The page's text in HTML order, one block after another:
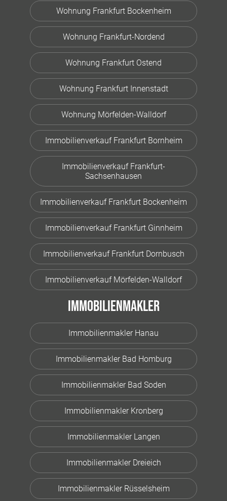
Wohnung Frankfurt Bockenheim
Wohnung Frankfurt-Nordend
Wohnung Frankfurt Ostend
Wohnung Frankfurt Innenstadt
Wohnung Mörfelden-Walldorf
Immobilienverkauf Frankfurt Bornheim
Immobilienverkauf Frankfurt-
Sachsenhausen
Immobilienverkauf Frankfurt Bockenheim
Immobilienverkauf Frankfurt Ginnheim
Immobilienverkauf Frankfurt Dornbusch
Immobilienverkauf Mörfelden-Walldorf
Immobilienmakler
Immobilienmakler Hanau
Immobilienmakler Bad Homburg
Immobilienmakler Bad Soden
Immobilienmakler Kronberg
Immobilienmakler Langen
Immobilienmakler Dreieich
Immobilienmakler Rüsselsheim